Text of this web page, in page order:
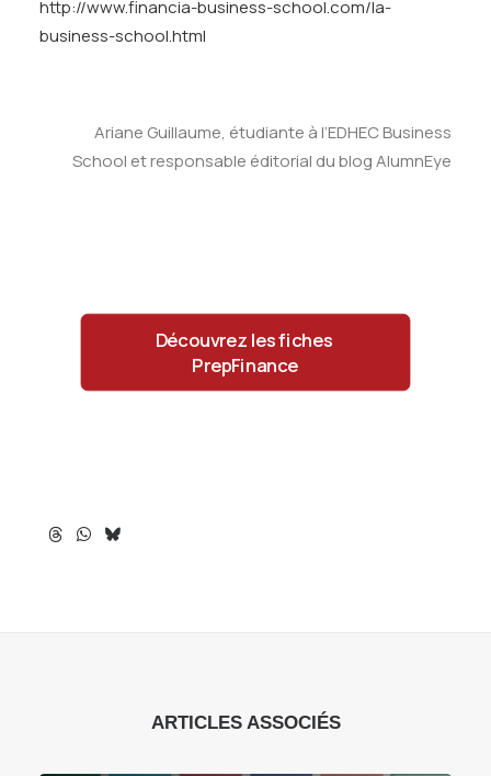
http://www.financia-business-school.com/la-
business-school.html
Ariane Guillaume, étudiante à l’EDHEC Business
School et responsable éditorial du blog AlumnEye
Découvrez les fiches
PrepFinance
ARTICLES ASSOCIÉS